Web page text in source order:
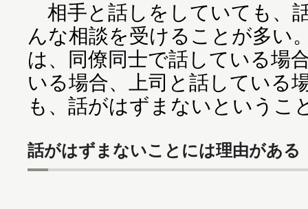
相手と話しをしていても、
んな相談を受けることが多い
は、同僚同士で話している場
いる場合、上司と話している
も、話がはずまないというこ
話がはずまないことには理由がある